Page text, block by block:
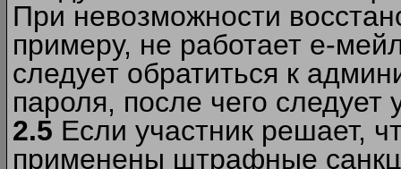
При невозможности
примеру, не работает е-
следует обратиться к
пароля, после чего следует
2.5 Если участник решает,
применены штрафные